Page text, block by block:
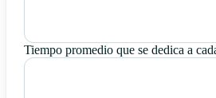
Tiempo promedio que se dedica a